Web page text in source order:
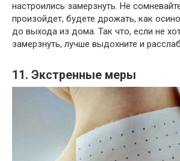
настроились замерзнуть. Не
произойдет, будете дрожать, как
до выхода из дома. Так что, если не
замерзнуть, лучше выдохните и
11. Экстренные меры